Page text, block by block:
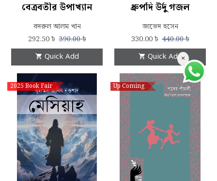
বেত্রবতীর উপাখ্যান
বদরুল আলম খান
292.50৳ 390.00৳
Quick Add
ধ্রুপদি উর্দু গজল
জাভেদ হুসেন
330.00৳ 440.00৳
Quick Add
2025 Book Fair Up Coming
×